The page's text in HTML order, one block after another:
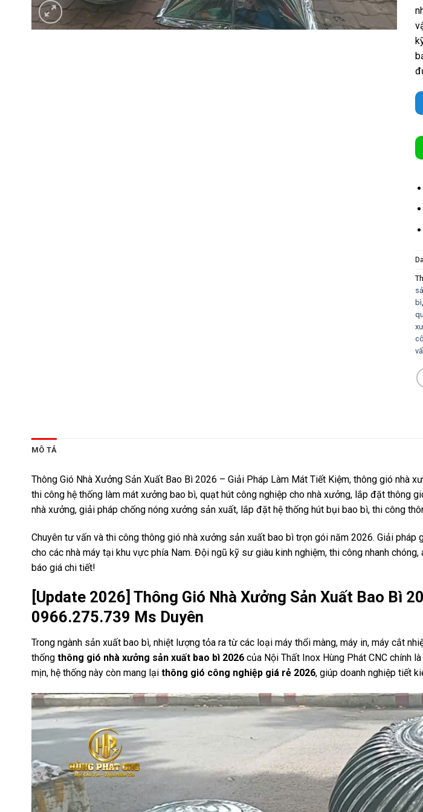
bì
MÔ TẢ
Thông Gió Nhà Xưởng Sản Xuất Bao Bì 2026 – Giải Pháp Làm Mát Tiết Kiệm, thông gió nhà
thi công hệ thống làm mát xưởng bao bì, quạt hút công nghiệp cho nhà xưởng, lắp đặt thông
nhà xưởng, giải pháp chống nóng xưởng sản xuất, lắp đặt hệ thống hút bụi bao bì, thi công
Chuyên tư vấn và thi công thông gió nhà xưởng sản xuất bao bì trọn gói năm 2026. Giải
cho các nhà máy tại khu vực phía Nam. Đội ngũ kỹ sư giàu kinh nghiệm, thi công nhanh
báo giá chi tiết!
[Update 2026] Thông Gió Nhà Xưởng Sản Xuất Bao Bì
0966.275.739 Ms Duyên
Trong ngành sản xuất bao bì, nhiệt lượng tỏa ra từ các loại máy thổi màng, máy in, máy cắt
thống thông gió nhà xưởng sản xuất bao bì 2026 của Nội Thất Inox Hùng Phát CNC chính là
mịn, hệ thống này còn mang lại thông gió công nghiệp giá rẻ 2026, giúp doanh nghiệp tiết